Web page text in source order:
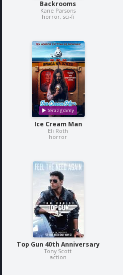
Backrooms
Kane Parsons
horror, sci-fi
Ice Cream Man
Eli Roth
horror
Top Gun 40th Anniversary
Tony Scott
action